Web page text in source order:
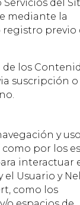
del
mediante la
previo
los
suscripción o
y
como por los
interactuar
el Usuario y
, como los